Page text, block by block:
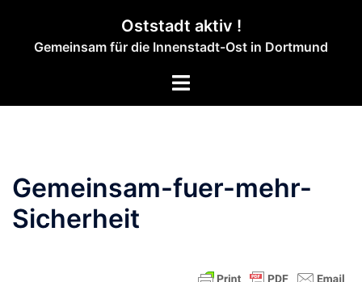
springen
Oststadt aktiv !
Gemeinsam für die Innenstadt-Ost in Dortmund
Menü
Gemeinsam-fuer-mehr-
Sicherheit